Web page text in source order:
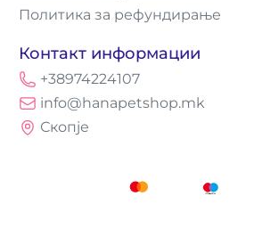
Политика за рефундирање
Контакт информации
+38974224107
info@hanapetshop.mk
Скопје